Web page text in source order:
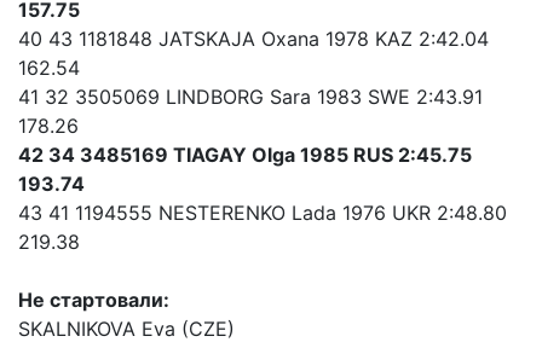
157.75
40 43 1181848 JATSKAJA Oxana 1978 KAZ 2:42.04
162.54
41 32 3505069 LINDBORG Sara 1983 SWE 2:43.91
178.26
42 34 3485169 TIAGAY Olga 1985 RUS 2:45.75
193.74
43 41 1194555 NESTERENKO Lada 1976 UKR 2:48.80
219.38
Не стартовали:
SKALNIKOVA Eva (CZE)